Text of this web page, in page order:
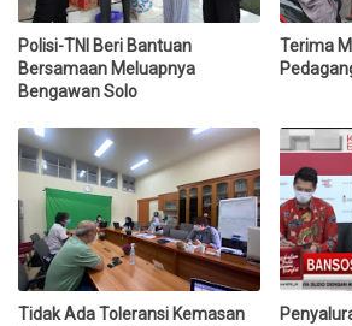
Polisi-TNI Beri Bantuan
Bersamaan Meluapnya
Bengawan Solo
Terima
Tidak Ada Toleransi Kemasan